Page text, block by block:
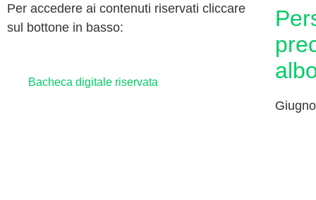
Per accedere ai contenuti riservati cliccare
sul bottone in basso:
Bacheca digitale riservata
personale ata: basta